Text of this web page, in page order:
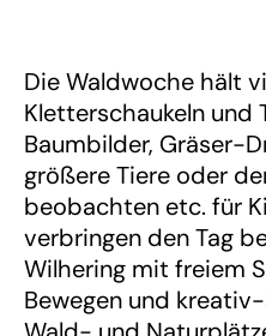
Die Waldwoche hält
Kletterschaukeln und
Baumbilder, Gräser-
größere Tiere oder
beobachten etc. für
verbringen den Tag
Wilhering mit freiem
Bewegen und